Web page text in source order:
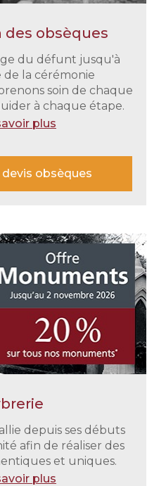
des obsèques
du défunt jusqu'à
la cérémonie
soin de chaque
à chaque étape.
plus
obsèques
immédiate
et retenue nous
toutes vos
Nous
également du
proche du lieu de
depuis ses débuts
afin de réaliser des
et uniques.
plus